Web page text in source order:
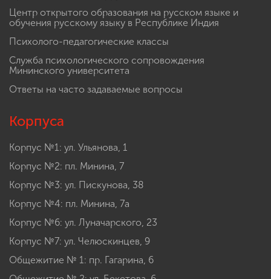
Центр открытого образования на русском языке и
обучения русскому языку в Республике Индия
Психолого-педагогические классы
Служба психологического сопровождения
Мининского университета
Ответы на часто задаваемые вопросы
Корпуса
Корпус №1: ул. Ульянова, 1
Корпус №2: пл. Минина, 7
Корпус №3: ул. Пискунова, 38
Корпус №4: пл. Минина, 7а
Корпус №6: ул. Луначарского, 23
Корпус №7: ул. Челюскинцев, 9
Общежитие № 1: пр. Гагарина, 6